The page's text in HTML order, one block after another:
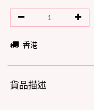
香港
貨品描述